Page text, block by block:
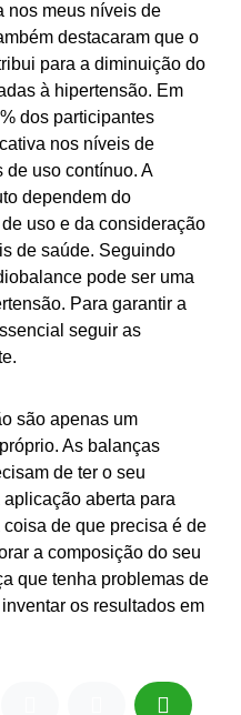
nos meus níveis de
destacaram que o
para a diminuição do
à hipertensão. Em
dos participantes
nos níveis de
de uso contínuo. A
dependem do
uso e da consideração
de saúde. Seguindo
pode ser uma
Para garantir a
seguir as
são apenas um
As balanças
de ter o seu
aberta para
de que precisa é de
a composição do seu
que tenha problemas de
os resultados em